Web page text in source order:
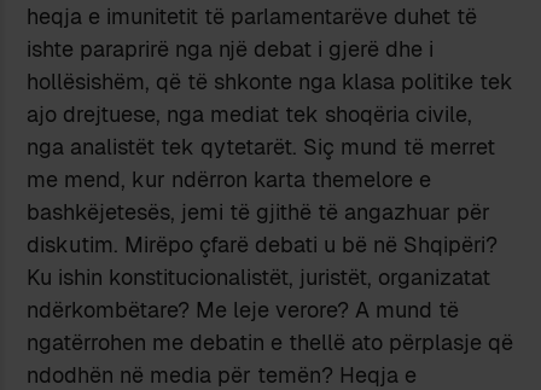
heqja e imunitetit të parlamentarëve duhet të
ishte paraprirë nga një debat i gjerë dhe i
hollësishëm, që të shkonte nga klasa politike tek
ajo drejtuese, nga mediat tek shoqëria civile,
nga analistët tek qytetarët. Siç mund të merret
me mend, kur ndërron karta themelore e
bashkëjetesës, jemi të gjithë të angazhuar për
diskutim. Mirëpo çfarë debati u bë në Shqipëri?
Ku ishin konstitucionalistët, juristët, organizatat
ndërkombëtare? Me leje verore? A mund të
ngatërrohen me debatin e thellë ato përplasje që
ndodhën në media për temën? Heqja e